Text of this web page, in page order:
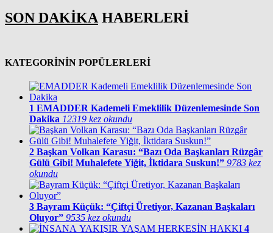
SON DAKİKA HABERLERİ
KATEGORİNİN POPÜLERLERİ
1 EMADDER Kademeli Emeklilik Düzenlemesinde Son
Dakika 12319 kez okundu
2 Başkan Volkan Karasu: “Bazı Oda Başkanları Rüzgâr
Gülü Gibi! Muhalefete Yiğit, İktidara Suskun!” 9783 kez
okundu
3 Bayram Küçük: “Çiftçi Üretiyor, Kazanan Başkaları
Oluyor” 9535 kez okundu
4